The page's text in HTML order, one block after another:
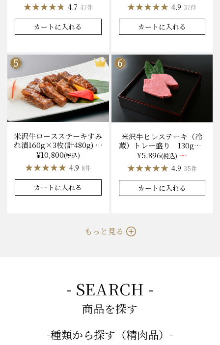
★★★★★
★★★★★ 4.7 47件
カートに入れる
★★★★★
★★★★★ 4.9 37件
カートに入れる
米沢牛ロースステーキすみ
れ漬160g×3枚(計480g) 木
箱入 味噌酒粕漬け/冷蔵
送料無料
¥10,800(税込)
★★★★★
★★★★★ 4.9 8件
カートに入れる
米沢牛ヒレステーキ（冷
蔵）トレー盛り 130g×1
枚から量り売り
¥5,896(税込) ～
★★★★★
★★★★★ 4.9 35件
カートに入れる
もっと見る
- SEARCH -
商品を探す
-種類から探す（精肉品）-